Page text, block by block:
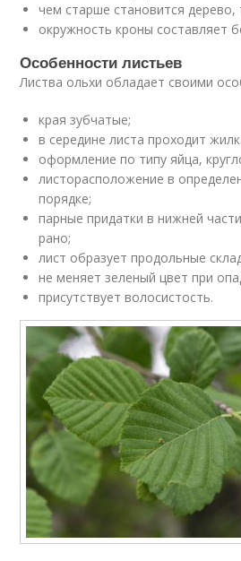
чем старше становится дерево,
окружность кроны составляет
Особенности листьев
Листва ольхи обладает своими
края зубчатые;
в середине листа проходит
оформление по типу яйца,
листорасположение в
порядке;
парные придатки в нижней
рано;
лист образует продольные
не меняет зеленый цвет при
присутствует волосистость.